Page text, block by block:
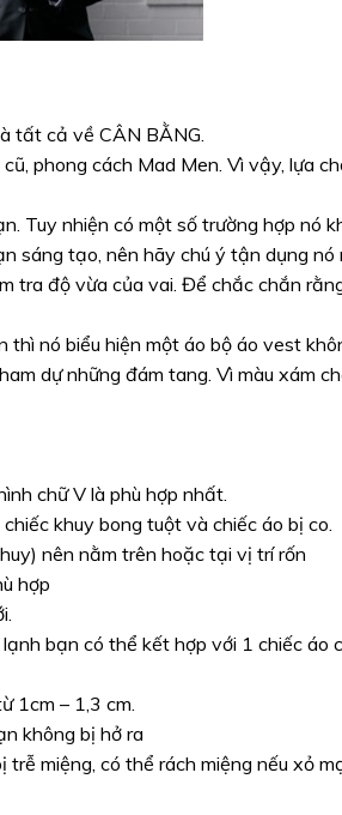
tất cả về CÂN BẰNG.
phong cách Mad Men. Vì vậy, lựa
Tuy nhiện có một số trường hợp nó
sáng tạo, nên hãy chú ý tận dụng nó
tra độ vừa của vai. Để chắc chắn
thì nó biểu hiện một áo bộ áo vest
dự những đám tang. Vì màu xám
chữ V là phù hợp nhất.
khuy bong tuột và chiếc áo bị co.
nên nằm trên hoặc tại vị trí rốn
hợp
bạn có thể kết hợp với 1 chiếc áo
1cm – 1,3 cm.
không bị hở ra
miệng, có thể rách miệng nếu xỏ